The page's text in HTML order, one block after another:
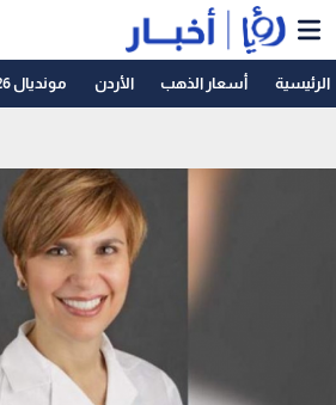
الرئيسية أسعار الذهب الأردن مونديال 2026